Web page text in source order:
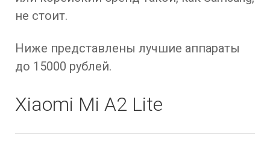
не стоит.
Ниже представлены лучшие аппараты
до 15000 рублей.
Xiaomi Mi A2 Lite